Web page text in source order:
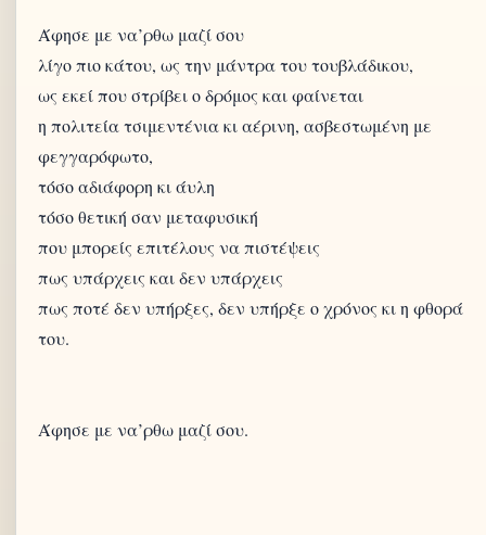
Άφησε με να’ρθω μαζί σου
λίγο πιο κάτου, ως την μάντρα του τουβλάδικου,
ως εκεί που στρίβει ο δρόμος και φαίνεται
η πολιτεία τσιμεντένια κι αέρινη, ασβεστωμένη με
φεγγαρόφωτο,
τόσο αδιάφορη κι άυλη
τόσο θετική σαν μεταφυσική
που μπορείς επιτέλους να πιστέψεις
πως υπάρχεις και δεν υπάρχεις
πως ποτέ δεν υπήρξες, δεν υπήρξε ο χρόνος κι η φθορά
του.